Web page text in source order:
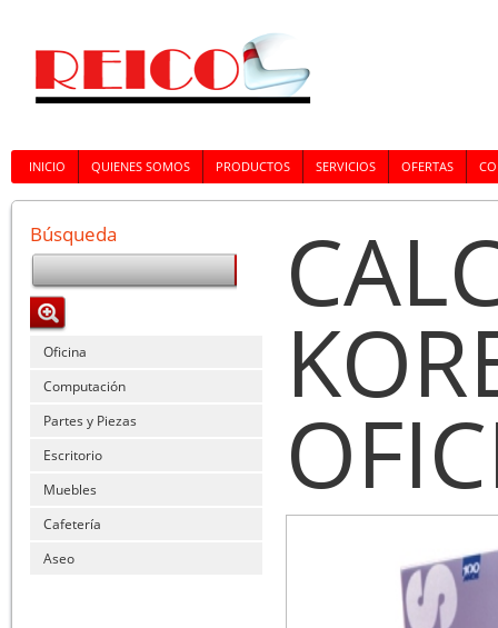
INICIO QUIENES SOMOS PRODUCTOS SERVICIOS OFERTAS
Búsqueda
Oficina
Computación
Partes y Piezas
Escritorio
Muebles
Cafetería
Aseo